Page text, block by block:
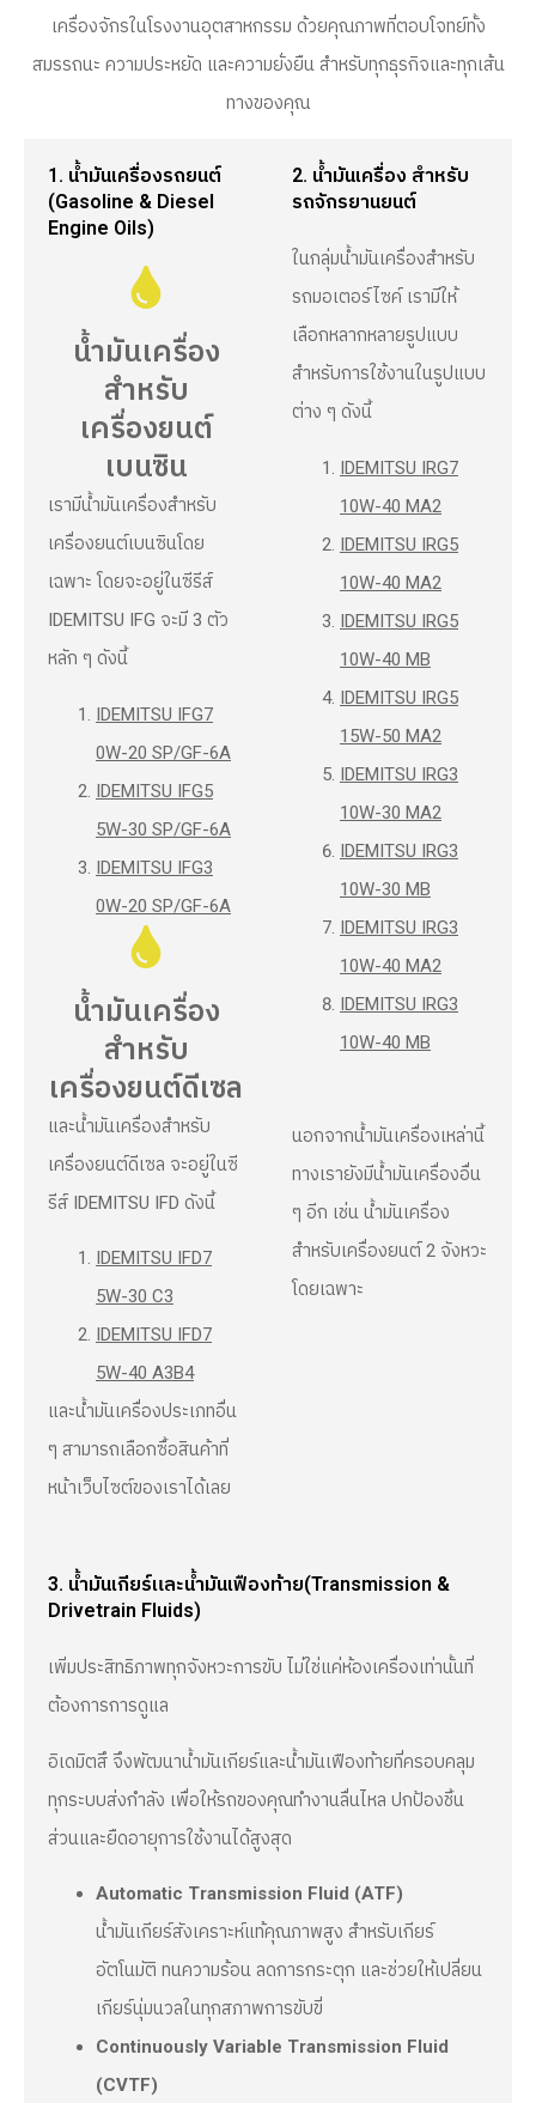
เครื่องจักรในโรงงานอุตสาหกรรม ด้วยคุณภาพที่ตอบโจทย์ทั้ง
สมรรถนะ ความประหยัด และความยั่งยืน สำหรับทุกธุรกิจและทุกเส้น
ทางของคุณ
1. น้ำมันเครื่องรถยนต์
(Gasoline & Diesel
Engine Oils)
น้ำมันเครื่อง
สำหรับ
เครื่องยนต์
เบนซิน
เรามีน้ำมันเครื่องสำหรับ
เครื่องยนต์เบนซินโดย
เฉพาะ โดยจะอยู่ในซีรีส์
IDEMITSU IFG จะมี 3 ตัว
หลัก ๆ ดังนี้
IDEMITSU IFG7
0W-20 SP/GF-6A
IDEMITSU IFG5
5W-30 SP/GF-6A
IDEMITSU IFG3
0W-20 SP/GF-6A
น้ำมันเครื่อง
สำหรับ
เครื่องยนต์ดีเซล
และน้ำมันเครื่องสำหรับ
เครื่องยนต์ดีเซล จะอยู่ในซี
รีส์ IDEMITSU IFD ดังนี้
IDEMITSU IFD7
5W-30 C3
IDEMITSU IFD7
5W-40 A3B4
และน้ำมันเครื่องประเภทอื่น
ๆ สามารถเลือกซื้อสินค้าที่
หน้าเว็บไซต์ของเราได้เลย
2. น้ำมันเครื่อง สำหรับ
รถจักรยานยนต์
ในกลุ่มน้ำมันเครื่องสำหรับ
รถมอเตอร์ไซค์ เรามีให้
เลือกหลากหลายรูปแบบ
สำหรับการใช้งานในรูปแบบ
ต่าง ๆ ดังนี้
IDEMITSU IRG7
10W-40 MA2
IDEMITSU IRG5
10W-40 MA2
IDEMITSU IRG5
10W-40 MB
IDEMITSU IRG5
15W-50 MA2
IDEMITSU IRG3
10W-30 MA2
IDEMITSU IRG3
10W-30 MB
IDEMITSU IRG3
10W-40 MA2
IDEMITSU IRG3
10W-40 MB
นอกจากน้ำมันเครื่องเหล่านี้
ทางเรายังมีน้ำมันเครื่องอื่น
ๆ อีก เช่น น้ำมันเครื่อง
สำหรับเครื่องยนต์ 2 จังหวะ
โดยเฉพาะ
3. น้ำมันเกียร์และน้ำมันเฟืองท้าย(Transmission &
Drivetrain Fluids)
เพิ่มประสิทธิภาพทุกจังหวะการขับ ไม่ใช่แค่ห้องเครื่องเท่านั้นที่
ต้องการการดูแล
อิเดมิตสึ จึงพัฒนาน้ำมันเกียร์และน้ำมันเฟืองท้ายที่ครอบคลุม
ทุกระบบส่งกำลัง เพื่อให้รถของคุณทำงานลื่นไหล ปกป้องชิ้น
ส่วนและยืดอายุการใช้งานได้สูงสุด
Automatic Transmission Fluid (ATF)
น้ำมันเกียร์สังเคราะห์แท้คุณภาพสูง สำหรับเกียร์
อัตโนมัติ ทนความร้อน ลดการกระตุก และช่วยให้เปลี่ยน
เกียร์นุ่มนวลในทุกสภาพการขับขี่
Continuously Variable Transmission Fluid
(CVTF)